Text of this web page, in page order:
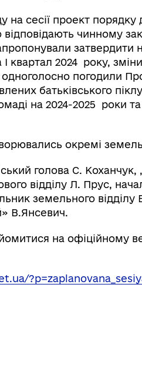
на сесії проект
чинному
затвердити
квартал 2024 року,
погодили
батьківського
на 2024-2025 роки
окремі
голова С.
відділу Л. Прус,
земельного відділу
В.Янсевич.
на офіційному